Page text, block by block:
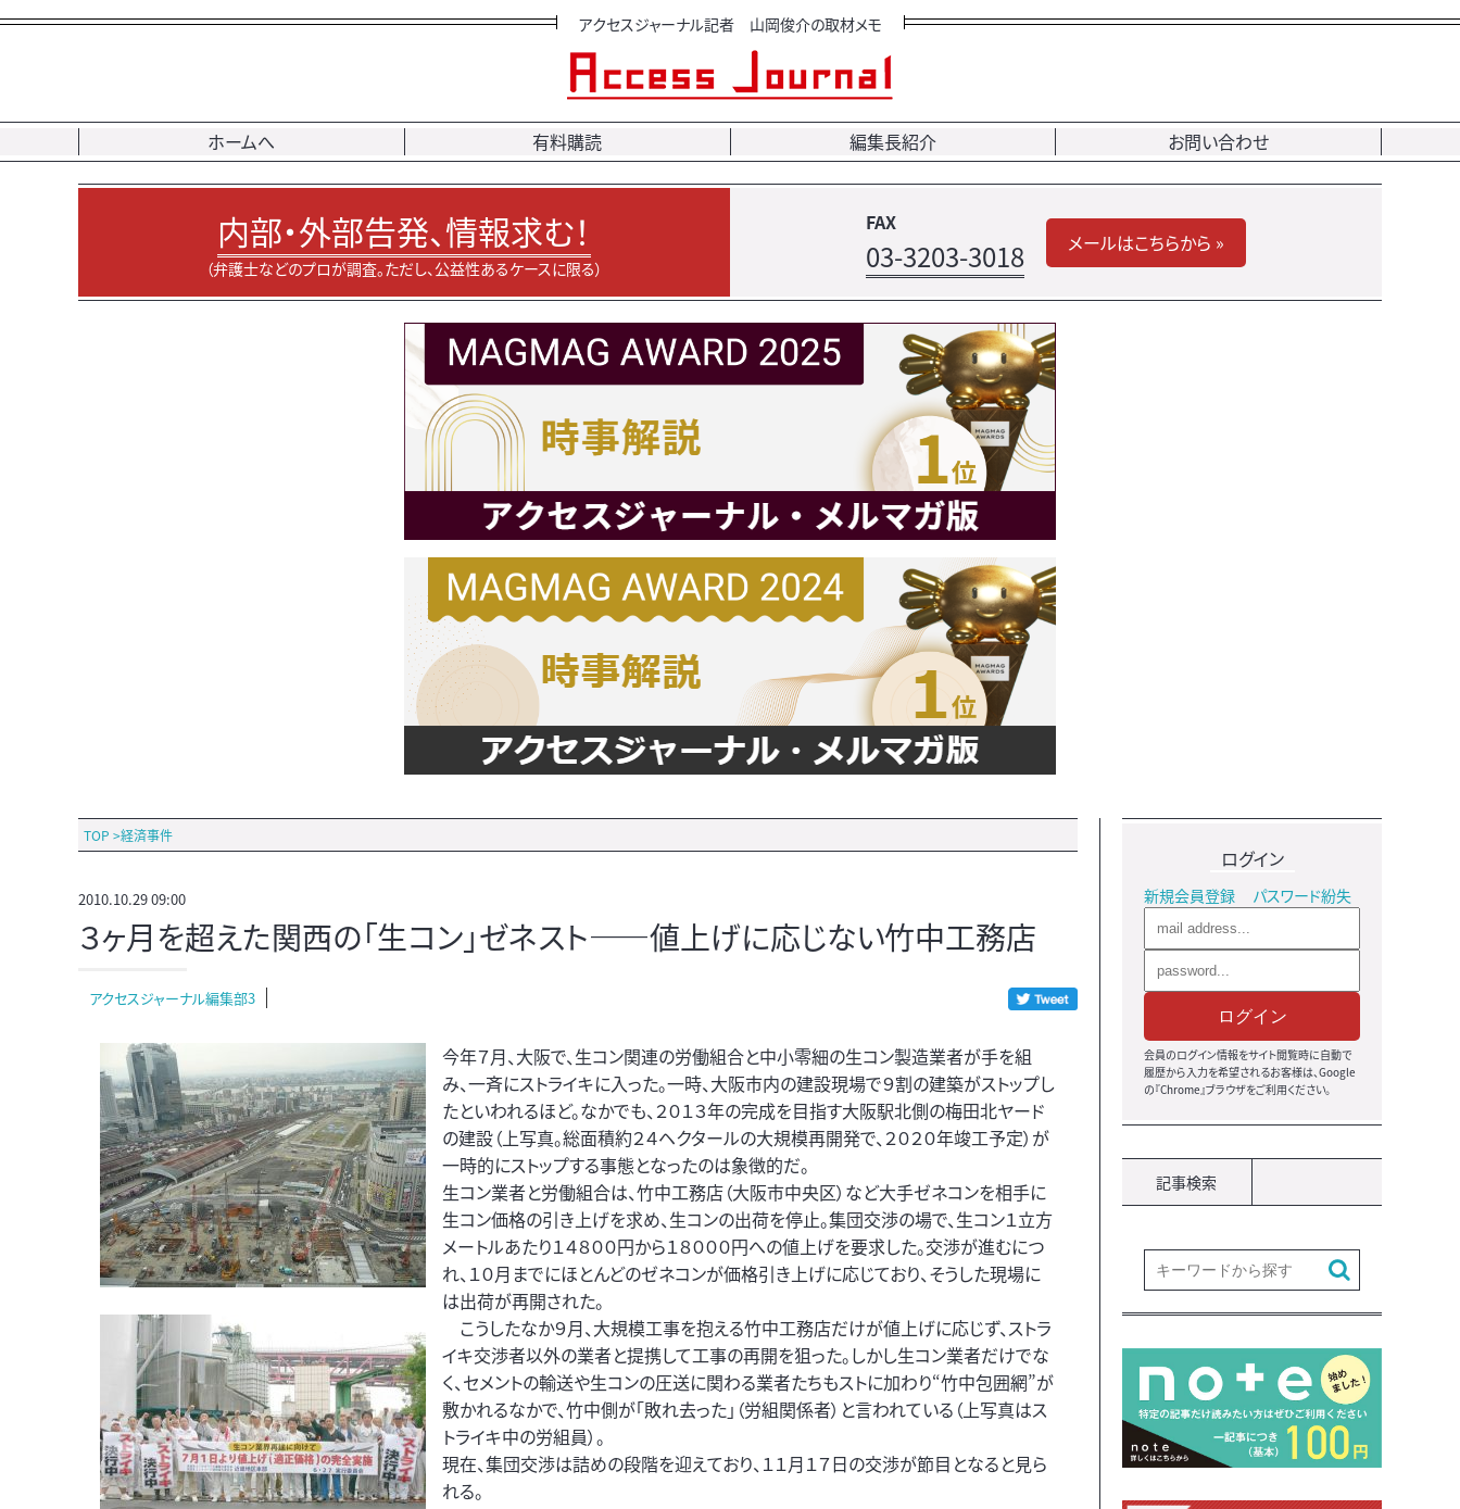
アクセスジャーナル記者 山岡俊介の取材メモ
ホームへ 有料購読 編集長紹介 お問い合わせ
内部・外部告発、情報求む！
（弁護士などのプロが調査。ただし、公益性あるケースに限る）
FAX
03-3203-3018 メールはこちらから »
TOP >経済事件
2010.10.29 09:00
３ヶ月を超えた関西の「生コン」ゼネスト――値上げに応じない竹中工務店
アクセスジャーナル編集部3
今年７月、大阪で、生コン関連の労働組合と中小零細の生コン製造業者が手を組
み、一斉にストライキに入った。一時、大阪市内の建設現場で９割の建築がストップし
たといわれるほど。なかでも、２０１３年の完成を目指す大阪駅北側の梅田北ヤード
の建設（上写真。総面積約２４ヘクタールの大規模再開発で、２０２０年竣工予定）が
一時的にストップする事態となったのは象徴的だ。
生コン業者と労働組合は、竹中工務店（大阪市中央区）など大手ゼネコンを相手に
生コン価格の引き上げを求め、生コンの出荷を停止。集団交渉の場で、生コン１立方
メートルあたり１４８００円から１８０００円への値上げを要求した。交渉が進むにつ
れ、１０月までにほとんどのゼネコンが価格引き上げに応じており、そうした現場に
は出荷が再開された。
こうしたなか９月、大規模工事を抱える竹中工務店だけが値上げに応じず、ストラ
イキ交渉者以外の業者と提携して工事の再開を狙った。しかし生コン業者だけでな
く、セメントの輸送や生コンの圧送に関わる業者たちもストに加わり“竹中包囲網”が
敷かれるなかで、竹中側が「敗れ去った」（労組関係者）と言われている（上写真はス
トライキ中の労組員）。
現在、集団交渉は詰めの段階を迎えており、１１月１７日の交渉が節目となると見ら
れる。
ログイン
新規会員登録 パスワード紛失
ログイン
会員のログイン情報をサイト閲覧時に自動で
履歴から入力を希望されるお客様は、Google
の『Chrome』ブラウザをご利用ください。
記事検索